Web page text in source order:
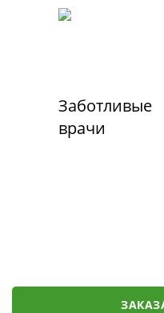
Заботливые
врачи